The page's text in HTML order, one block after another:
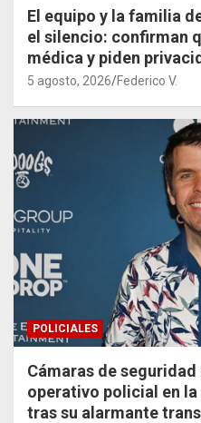
El equipo y la familia
el silencio: confirman
médica y piden
5 agosto, 2026 Federico V.
POLICIALES
Cámaras de
operativo policial en
tras su alarmante